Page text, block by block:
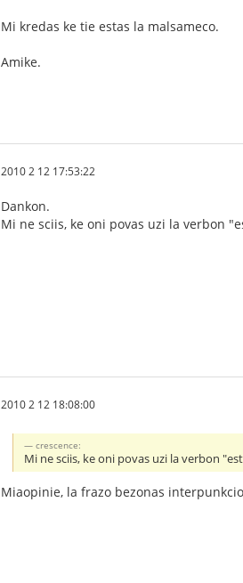
Mi kredas ke tie estas la malsameco.
Amike.
2010 2 12 17:53:22
Dankon.
Mi ne sciis, ke oni povas uzi la verbon
2010 2 12 18:08:00
crescence:
Mi ne sciis, ke oni povas uzi la verbon
Miaopinie, la frazo bezonas